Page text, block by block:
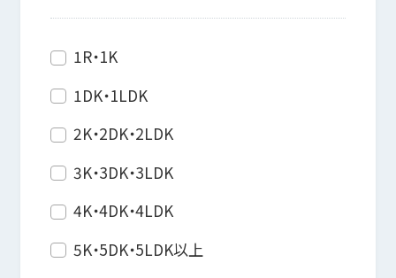
1R・1K
1DK・1LDK
2K・2DK・2LDK
3K・3DK・3LDK
4K・4DK・4LDK
5K・5DK・5LDK以上